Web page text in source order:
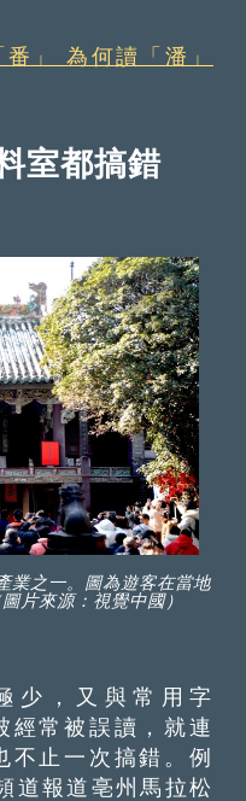
」 為何讀「潘」
室都搞錯
業之一。圖為遊客在當地
片來源：視覺中國）
，又與常用字
經常被誤讀，就連
不止一次搞錯。例
道報道亳州馬拉松